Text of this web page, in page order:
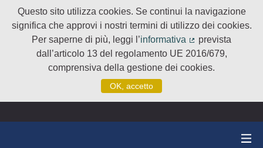
Questo sito utilizza cookies. Se continui la navigazione
significa che approvi i nostri termini di utilizzo dei cookies.
Per saperne di più, leggi l’informativa
(Collegamento
prevista
dall’articolo 13 del regolamento UE 2016/679,
comprensiva della gestione dei cookies.
OK, accetto